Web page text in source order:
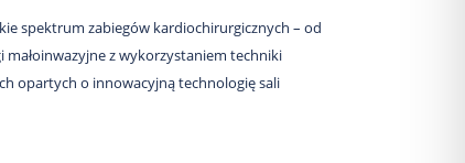
spektrum zabiegów kardiochirurgicznych – od
małoinwazyjne z wykorzystaniem techniki
opartych o innowacyjną technologię sali